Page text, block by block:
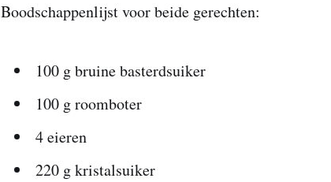
Boodschappenlijst voor beide gerechten:
100 g bruine basterdsuiker
100 g roomboter
4 eieren
220 g kristalsuiker